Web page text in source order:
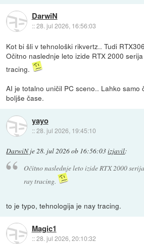
DarwiN
::28. jul 2026, 16:56:03
Kot bi šli v tehnološki rikvertz.. Tudi
Očitno naslednje leto izide RTX 2000
tracing.
AI je totalno uničil PC sceno.. Lahko samo
boljše čase.
yayo
::28. jul 2026, 19:45:10
DarwiNje28. jul 2026 ob 16:56:03izjavil:
Očitno naslednje leto izide RTX 2000
ray tracing.
to je typo, tehnologija je nay tracing.
Magic1
::28. jul 2026, 20:10:32